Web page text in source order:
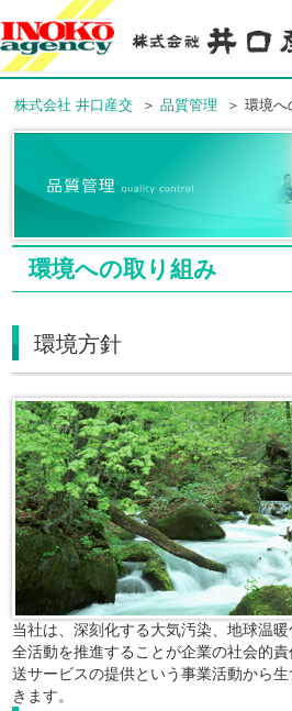
株式会社 井口産交 ＞品質管理 ＞ 環境へ
環境への取り組み
環境方針
当社は、深刻化する大気汚染、地球温
全活動を推進することが企業の社会的
送サービスの提供という事業活動から
きます。